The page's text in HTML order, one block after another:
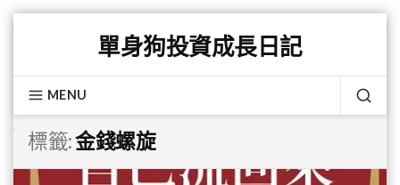
content
單身狗投資成長日記
MENU
標籤:金錢螺旋